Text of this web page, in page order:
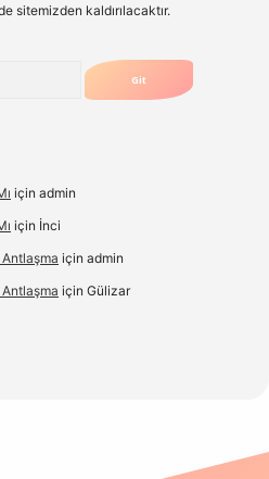
sitemizden kaldırılacaktır.
için admin
için İnci
için admin
için Gülizar